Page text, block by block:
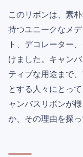
このリボンは、素
持つユニークなメ
ト、デコレーター
けました。キャン
ティブな用途まで
とする人々にとっ
ャンバスリボンが
か、その理由を探っ